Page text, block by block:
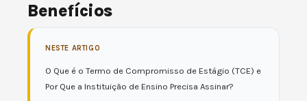
Benefícios
NESTE ARTIGO
O Que é o Termo de Compromisso de Estágio (TCE) e
Por Que a Instituição de Ensino Precisa Assinar?